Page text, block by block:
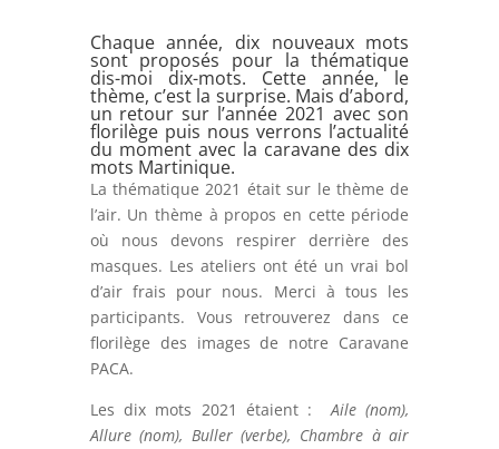
Chaque année, dix nouveaux mots
sont proposés pour la thématique
dis-moi dix-mots. Cette année, le
thème, c’est la surprise. Mais d’abord,
un retour sur l’année 2021 avec son
florilège puis nous verrons l’actualité
du moment avec la caravane des dix
mots Martinique.
La thématique 2021 était sur le thème de
l’air. Un thème à propos en cette période
où nous devons respirer derrière des
masques. Les ateliers ont été un vrai bol
d’air frais pour nous. Merci à tous les
participants. Vous retrouverez dans ce
florilège des images de notre Caravane
PACA.
Les dix mots 2021 étaient :
Aile (nom),
Allure (nom), Buller (verbe), Chambre à air